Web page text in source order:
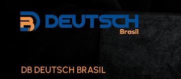
DB DEUTSCH BRASIL